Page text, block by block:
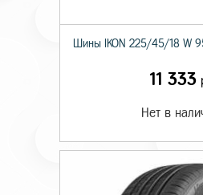
Шины IKON 225/45/18 W
11 333
Нет в